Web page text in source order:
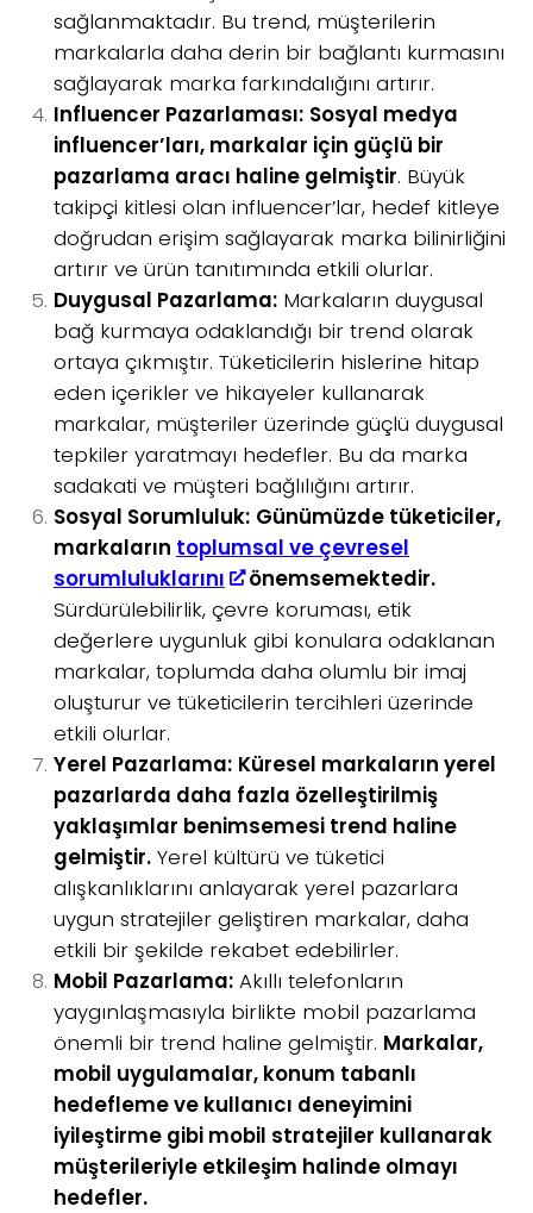
sağlanmaktadır. Bu trend, müşterilerin
markalarla daha derin bir bağlantı kurmasını
sağlayarak marka farkındalığını artırır.
Influencer Pazarlaması: Sosyal medya
influencer’ları, markalar için güçlü bir
pazarlama aracı haline gelmiştir. Büyük
takipçi kitlesi olan influencer’lar, hedef kitleye
doğrudan erişim sağlayarak marka bilinirliğini
artırır ve ürün tanıtımında etkili olurlar.
Duygusal Pazarlama: Markaların duygusal
bağ kurmaya odaklandığı bir trend olarak
ortaya çıkmıştır. Tüketicilerin hislerine hitap
eden içerikler ve hikayeler kullanarak
markalar, müşteriler üzerinde güçlü duygusal
tepkiler yaratmayı hedefler. Bu da marka
sadakati ve müşteri bağlılığını artırır.
Sosyal Sorumluluk: Günümüzde tüketiciler,
markaların toplumsal ve çevresel
sorumluluklarını
önemsemektedir.
Sürdürülebilirlik, çevre koruması, etik
değerlere uygunluk gibi konulara odaklanan
markalar, toplumda daha olumlu bir imaj
oluşturur ve tüketicilerin tercihleri üzerinde
etkili olurlar.
Yerel Pazarlama: Küresel markaların yerel
pazarlarda daha fazla özelleştirilmiş
yaklaşımlar benimsemesi trend haline
gelmiştir. Yerel kültürü ve tüketici
alışkanlıklarını anlayarak yerel pazarlara
uygun stratejiler geliştiren markalar, daha
etkili bir şekilde rekabet edebilirler.
Mobil Pazarlama: Akıllı telefonların
yaygınlaşmasıyla birlikte mobil pazarlama
önemli bir trend haline gelmiştir. Markalar,
mobil uygulamalar, konum tabanlı
hedefleme ve kullanıcı deneyimini
iyileştirme gibi mobil stratejiler kullanarak
müşterileriyle etkileşim halinde olmayı
hedefler.